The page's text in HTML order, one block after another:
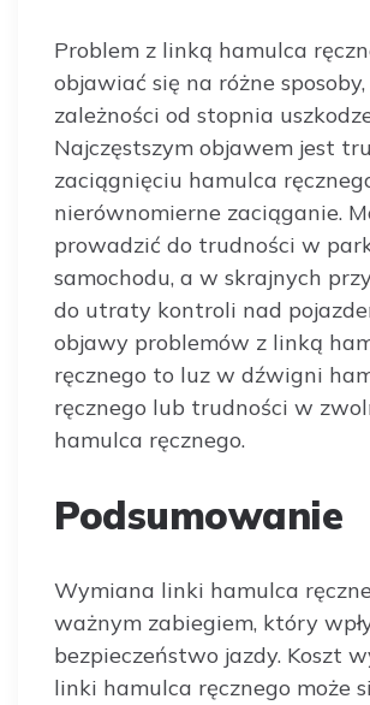
Problem z linką hamulca
objawiać się na różne
zależności od stopnia
Najczęstszym objawem jest
zaciągnięciu hamulca
nierównomierne zaciąganie.
prowadzić do trudności w
samochodu, a w skrajnych
do utraty kontroli nad
objawy problemów z linką
ręcznego to luz w dźwigni
ręcznego lub trudności w
hamulca ręcznego.
Podsumowanie
Wymiana linki hamulca
ważnym zabiegiem, który
bezpieczeństwo jazdy. Koszt
linki hamulca ręcznego może